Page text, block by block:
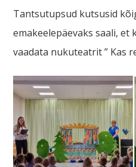
Tantsutupsud kutsusid
emakeelepäevaks saali,
vaadata nukuteatrit ” Kas